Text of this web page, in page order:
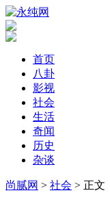
首页
八卦
影视
社会
生活
奇闻
历史
杂谈
尚腻网 > 社会 > 正文